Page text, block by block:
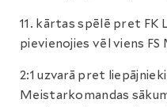
11. kārtas spēlē pret FK
pievienojies vēl viens
2:1 uzvarā pret
Meistarkomandas